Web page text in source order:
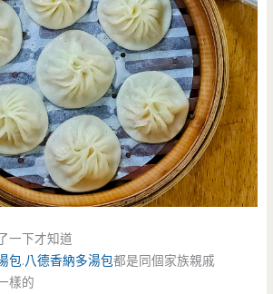
一下才知道
包.八德香納多湯包都是同個家族親戚
樣的